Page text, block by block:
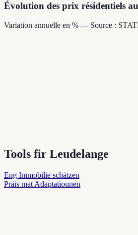
Évolution des prix résidentiels
Variation annuelle en % — Source :
Tools fir Leudelange
Eng Immobilie schätzen
Präis mat Adaptatiounen